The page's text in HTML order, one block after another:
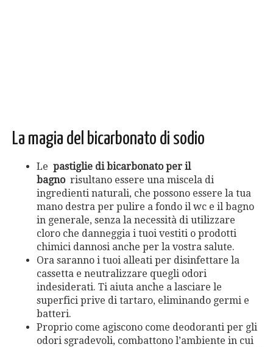
La magia del bicarbonato di sodio
Le pastiglie di bicarbonato per il
bagnorisultano essere una miscela di
ingredienti naturali, che possono essere la tua
mano destra per pulire a fondo il wc e il bagno
in generale, senza la necessità di utilizzare
cloro che danneggia i tuoi vestiti o prodotti
chimici dannosi anche per la vostra salute.
Ora saranno i tuoi alleati per disinfettare la
cassetta e neutralizzare quegli odori
indesiderati. Ti aiuta anche a lasciare le
superfici prive di tartaro, eliminando germi e
batteri.
Proprio come agiscono come deodoranti per gli
odori sgradevoli, combattono l’ambiente in cui